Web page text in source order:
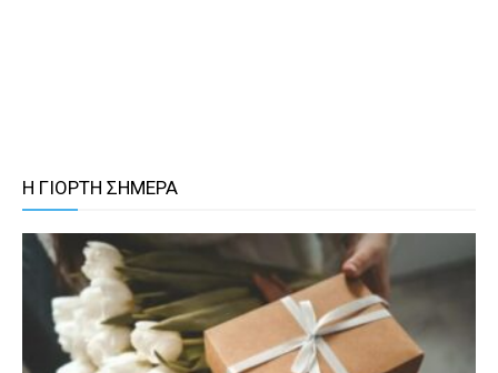
Η ΓΙΟΡΤΗ ΣΗΜΕΡΑ